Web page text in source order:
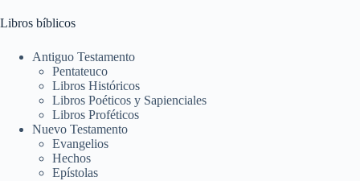
Libros bíblicos
Antiguo Testamento
Pentateuco
Libros Históricos
Libros Poéticos y Sapienciales
Libros Proféticos
Nuevo Testamento
Evangelios
Hechos
Epístolas